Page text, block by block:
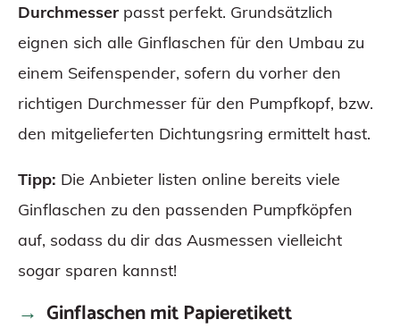
Durchmesser passt perfekt. Grundsätzlich
eignen sich alle Ginflaschen für den Umbau zu
einem Seifenspender, sofern du vorher den
richtigen Durchmesser für den Pumpfkopf, bzw.
den mitgelieferten Dichtungsring ermittelt hast.
Tipp: Die Anbieter listen online bereits viele
Ginflaschen zu den passenden Pumpfköpfen
auf, sodass du dir das Ausmessen vielleicht
sogar sparen kannst!
Ginflaschen mit Papieretikett